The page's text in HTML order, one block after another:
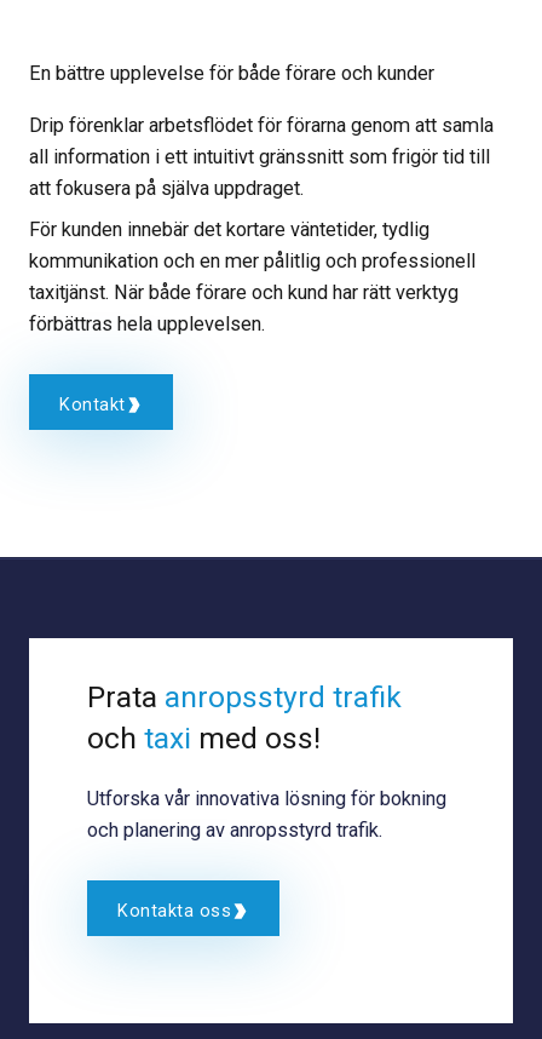
En bättre upplevelse för både förare och kunder​
Drip förenklar arbetsflödet för förarna genom att samla
all information i ett intuitivt gränssnitt som frigör tid till
att fokusera på själva uppdraget.
För kunden innebär det kortare väntetider, tydlig
kommunikation och en mer pålitlig och professionell
taxitjänst. När både förare och kund har rätt verktyg
förbättras hela upplevelsen.
Kontakt
Prata anropsstyrd trafik
och taxi med oss!
Utforska vår innovativa lösning för bokning
och planering av anropsstyrd trafik.
Kontakta oss